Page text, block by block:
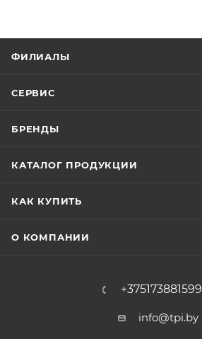
ФИЛИАЛЫ
СЕРВИС
БРЕНДЫ
КАТАЛОГ ПРОДУКЦИИ
КАК КУПИТЬ
О КОМПАНИИ
+375173881599
info@tpi.by